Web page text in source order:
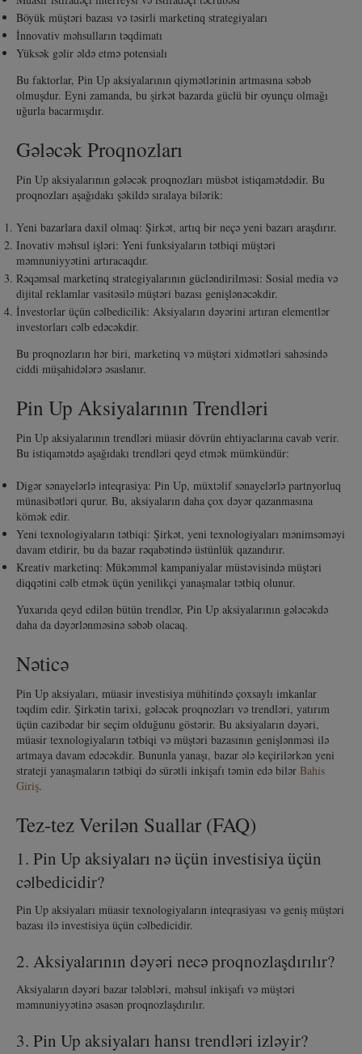
Böyük müştəri bazası və təsirli marketinq strategiyaları
İnnovativ məhsulların təqdimatı
Yüksək gəlir əldə etmə potensialı
Bu faktorlar, Pin Up aksiyalarının qiymətlərinin artmasına səbəb
olmuşdur. Eyni zamanda, bu şirkət bazarda güclü bir oyunçu olmağı
uğurla bacarmışdır.
Gələcək Proqnozları
Pin Up aksiyalarının gələcək proqnozları müsbət istiqamətdədir. Bu
proqnozları aşağıdakı şəkildə sıralaya bilərik:
Yeni bazarlara daxil olmaq: Şirkət, artıq bir neçə yeni bazarı araşdırır.
Inovativ məhsul işləri: Yeni funksiyaların tətbiqi müştəri
məmnuniyyətini artıracaqdır.
Rəqəmsal marketinq strategiyalarının gücləndirilməsi: Sosial media və
dijital reklamlar vasitəsilə müştəri bazası genişlənəcəkdir.
İnvestorlar üçün cəlbedicilik: Aksiyaların dəyərini artıran elementlər
investorları cəlb edəcəkdir.
Bu proqnozların hər biri, marketinq və müştəri xidmətləri sahəsində
ciddi müşahidələrə əsaslanır.
Pin Up Aksiyalarının Trendləri
Pin Up aksiyalarının trendləri müasir dövrün ehtiyaclarına cavab verir.
Bu istiqamətdə aşağıdakı trendləri qeyd etmək mümkündür:
Digər sənayelərlə inteqrasiya: Pin Up, müxtəlif sənayelərlə partnyorluq
münasibətləri qurur. Bu, aksiyaların daha çox dəyər qazanmasına
kömək edir.
Yeni texnologiyaların tətbiqi: Şirkət, yeni texnologiyaları mənimsəməyi
davam etdirir, bu da bazar rəqabətində üstünlük qazandırır.
Kreativ marketinq: Mükəmməl kampaniyalar müstəvisində müştəri
diqqətini cəlb etmək üçün yenilikçi yanaşmalar tətbiq olunur.
Yuxarıda qeyd edilən bütün trendlər, Pin Up aksiyalarının gələcəkdə
daha da dəyərlənməsinə səbəb olacaq.
Nəticə
Pin Up aksiyaları, müasir investisiya mühitində çoxsaylı imkanlar
təqdim edir. Şirkətin tarixi, gələcək proqnozları və trendləri, yatırım
üçün cazibədar bir seçim olduğunu göstərir. Bu aksiyaların dəyəri,
müasir texnologiyaların tətbiqi və müştəri bazasının genişlənməsi ilə
artmaya davam edəcəkdir. Bununla yanaşı, bazar ələ keçirilərkən yeni
strateji yanaşmaların tətbiqi də sürətli inkişafı təmin edə bilər Bahis
Giriş.
Tez-tez Verilən Suallar (FAQ)
1. Pin Up aksiyaları nə üçün investisiya üçün
cəlbedicidir?
Pin Up aksiyaları müasir texnologiyaların inteqrasiyası və geniş müştəri
bazası ilə investisiya üçün cəlbedicidir.
2. Aksiyalarının dəyəri necə proqnozlaşdırılır?
Aksiyaların dəyəri bazar tələbləri, məhsul inkişafı və müştəri
məmnuniyyətinə əsasən proqnozlaşdırılır.
3. Pin Up aksiyaları hansı trendləri izləyir?